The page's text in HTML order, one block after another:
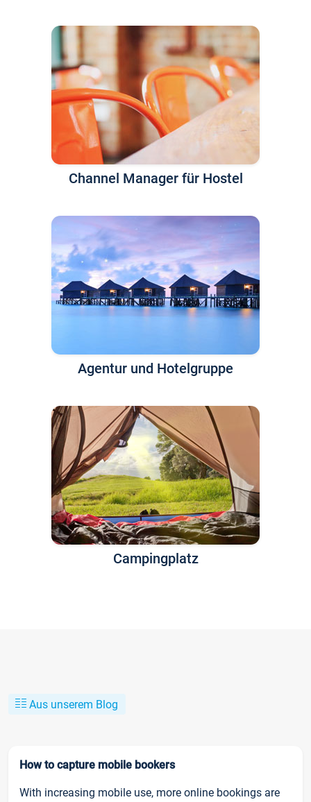
Channel Manager für Hostel
Agentur und Hotelgruppe
Campingplatz
Aus unserem Blog
How to capture mobile bookers
With increasing mobile use, more online bookings are